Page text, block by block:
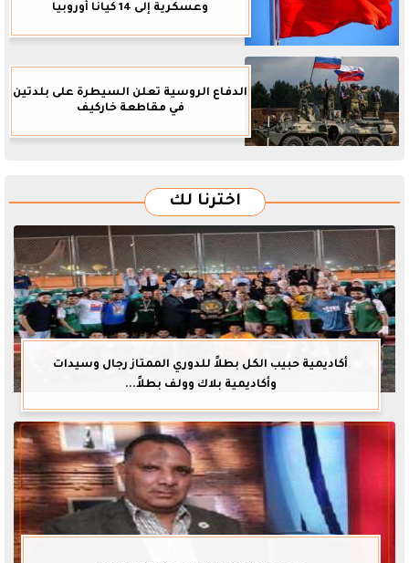
وعسكرية إلى 14 كيانا أوروبيا
الدفاع الروسية تعلن السيطرة على بلدتين
في مقاطعة خاركيف
اخترنا لك
أكاديمية حبيب الكل بطلاً للدوري الممتاز رجال وسيدات
وأكاديمية بلاك وولف بطلاً...